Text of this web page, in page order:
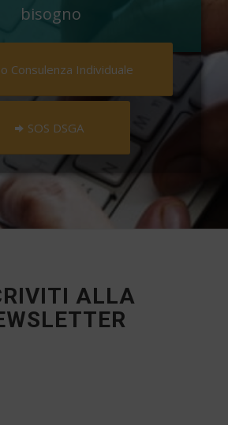
bisogno
Consulenza Individuale
SOS DSGA
ALLA